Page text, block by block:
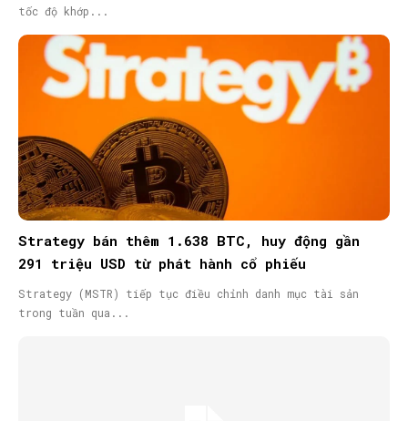
tốc độ khớp...
Strategy bán thêm 1.638 BTC, huy động gần
291 triệu USD từ phát hành cổ phiếu
Strategy (MSTR) tiếp tục điều chỉnh danh mục tài sản
trong tuần qua...